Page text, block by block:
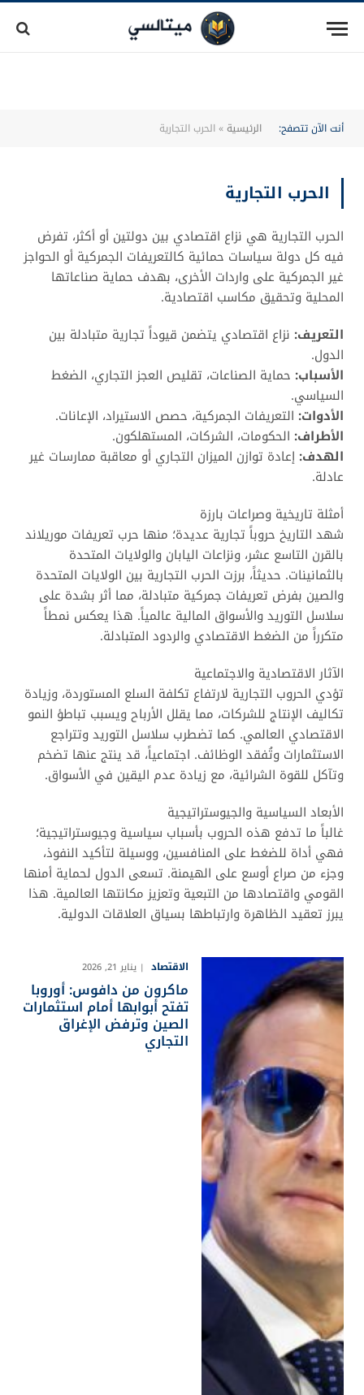
أنت الآن تتصفح: الرئيسية»الحرب التجارية
الحرب التجارية
الحرب التجارية هي نزاع اقتصادي بين دولتين أو أكثر، تفرض
فيه كل دولة سياسات حمائية كالتعريفات الجمركية أو الحواجز
غير الجمركية على واردات الأخرى، بهدف حماية صناعاتها
المحلية وتحقيق مكاسب اقتصادية.
التعريف: نزاع اقتصادي يتضمن قيوداً تجارية متبادلة بين
الدول.
الأسباب: حماية الصناعات، تقليص العجز التجاري، الضغط
السياسي.
الأدوات: التعريفات الجمركية، حصص الاستيراد، الإعانات.
الأطراف: الحكومات، الشركات، المستهلكون.
الهدف: إعادة توازن الميزان التجاري أو معاقبة ممارسات غير
عادلة.
أمثلة تاريخية وصراعات بارزة
شهد التاريخ حروباً تجارية عديدة؛ منها حرب تعريفات موريلاند
بالقرن التاسع عشر، ونزاعات اليابان والولايات المتحدة
بالثمانينات. حديثاً، برزت الحرب التجارية بين الولايات المتحدة
والصين بفرض تعريفات جمركية متبادلة، مما أثر بشدة على
سلاسل التوريد والأسواق المالية عالمياً. هذا يعكس نمطاً
متكرراً من الضغط الاقتصادي والردود المتبادلة.
الآثار الاقتصادية والاجتماعية
تؤدي الحروب التجارية لارتفاع تكلفة السلع المستوردة، وزيادة
تكاليف الإنتاج للشركات، مما يقلل الأرباح ويسبب تباطؤ النمو
الاقتصادي العالمي. كما تضطرب سلاسل التوريد وتتراجع
الاستثمارات وتُفقد الوظائف. اجتماعياً، قد ينتج عنها تضخم
وتآكل للقوة الشرائية، مع زيادة عدم اليقين في الأسواق.
الأبعاد السياسية والجيوستراتيجية
غالباً ما تدفع هذه الحروب بأسباب سياسية وجيوستراتيجية؛
فهي أداة للضغط على المنافسين، ووسيلة لتأكيد النفوذ،
وجزء من صراع أوسع على الهيمنة. تسعى الدول لحماية أمنها
القومي واقتصادها من التبعية وتعزيز مكانتها العالمية. هذا
يبرز تعقيد الظاهرة وارتباطها بسياق العلاقات الدولية.
الاقتصاد يناير 21, 2026
ماكرون من دافوس: أوروبا
تفتح أبوابها أمام استثمارات
الصين وترفض الإغراق
التجاري